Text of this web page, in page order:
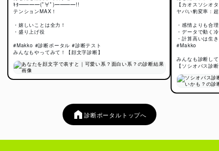
ｷﾀ━━━━(ﾟ∀ﾟ)━━━━!!
テンションMAX！
・嬉しいことは全力！
・盛り上げ役
#Makko #診断ポータル #診断テスト
みんなもやってみて！【顔文字診断】
【カオスソシオ
ヤバい豹変率：超
・感情よりも合
・データで動く
・計算高いは生
#Makko
みんなも診断し
【ソシオパス診
診断ポータルトップへ